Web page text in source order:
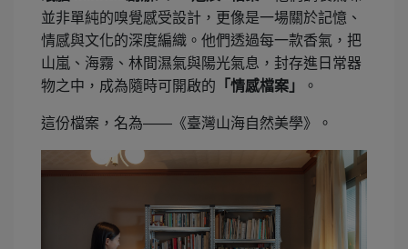
並非單純的嗅覺感受設計，更像是一場關於記憶、
情感與文化的深度編織。他們透過每一款香氣，把
山嵐、海霧、林間濕氣與陽光氣息，封存進日常器
物之中，成為隨時可開啟的 「情感檔案」 。
這份檔案，名為——《臺灣山海自然美學》。